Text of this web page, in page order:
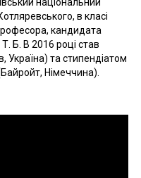
в класі
кандидата
Б. В 2016 році став
Україна) та стипендіатом
Німеччина).